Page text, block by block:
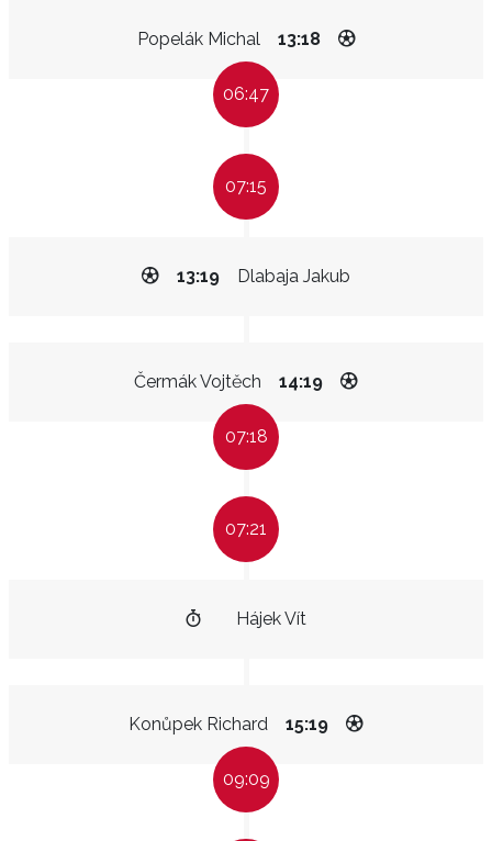
Popelák Michal 13:18
06:47
07:15
Dlabaja Jakub
13:19
Čermák Vojtěch 14:19
07:18
07:21
Hájek Vít
Konůpek Richard 15:19
09:09